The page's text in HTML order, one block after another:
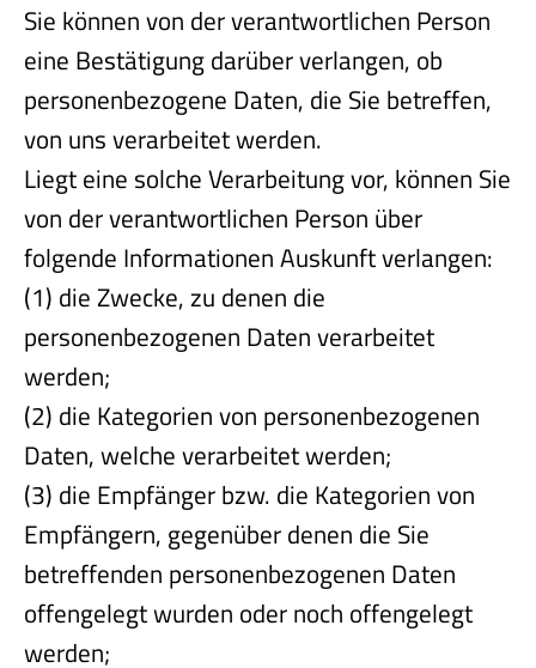
Sie können von der verantwortlichen Person
eine Bestätigung darüber verlangen, ob
personenbezogene Daten, die Sie betreffen,
von uns verarbeitet werden.
Liegt eine solche Verarbeitung vor, können Sie
von der verantwortlichen Person über
folgende Informationen Auskunft verlangen:
(1) die Zwecke, zu denen die
personenbezogenen Daten verarbeitet
werden;
(2) die Kategorien von personenbezogenen
Daten, welche verarbeitet werden;
(3) die Empfänger bzw. die Kategorien von
Empfängern, gegenüber denen die Sie
betreffenden personenbezogenen Daten
offengelegt wurden oder noch offengelegt
werden;